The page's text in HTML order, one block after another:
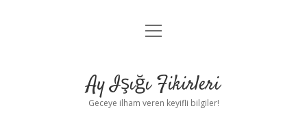
Anasayfa
Yasal Uyarı
menüyü
Ay Işığı Fikirleri
Geceye ilham veren keyifli bilgiler!